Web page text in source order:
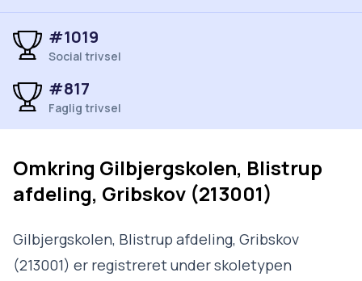
#1019
Social trivsel
#817
Faglig trivsel
Omkring Gilbjergskolen, Blistrup
afdeling, Gribskov (213001)
Gilbjergskolen, Blistrup afdeling, Gribskov
(213001) er registreret under skoletypen